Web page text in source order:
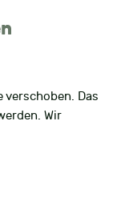
Das
Wir